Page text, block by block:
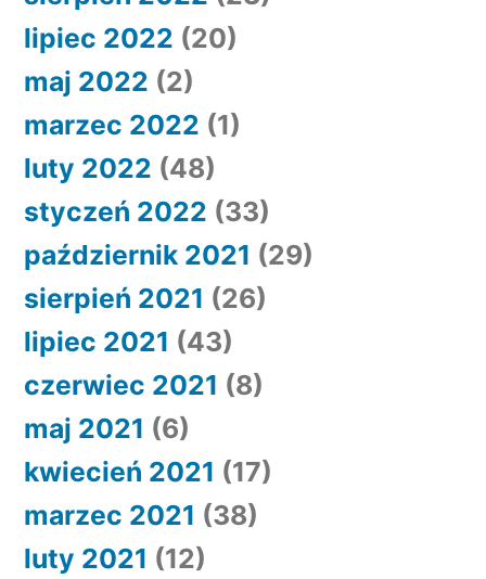
lipiec 2022 (20)
maj 2022 (2)
marzec 2022 (1)
luty 2022 (48)
styczeń 2022 (33)
październik 2021 (29)
sierpień 2021 (26)
lipiec 2021 (43)
czerwiec 2021 (8)
maj 2021 (6)
kwiecień 2021 (17)
marzec 2021 (38)
luty 2021 (12)